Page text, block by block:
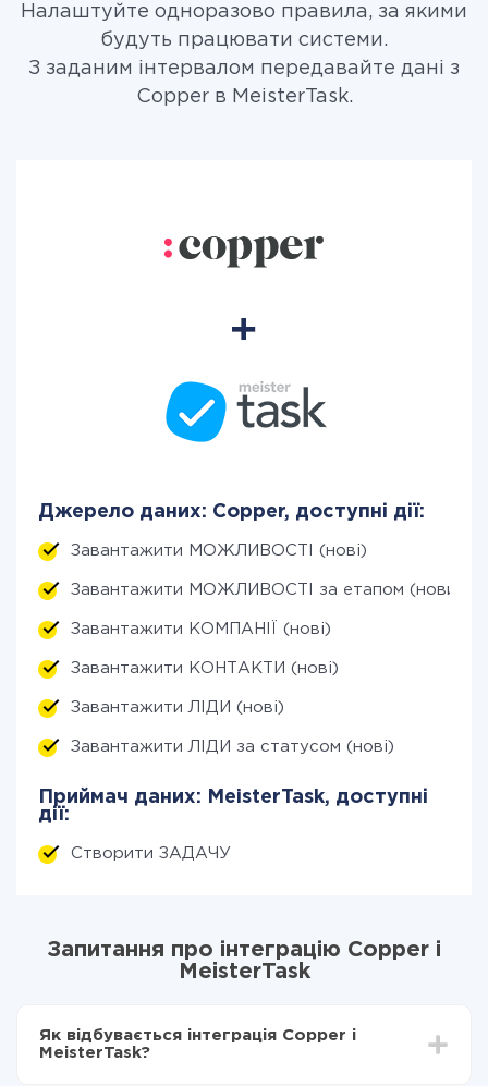
Налаштуйте одноразово правила, за якими
будуть працювати системи.
З заданим інтервалом передавайте дані з
Copper в MeisterTask.
Джерело даних: Copper, доступні дії:
Завантажити МОЖЛИВОСТІ (нові)
Завантажити МОЖЛИВОСТІ за етапом (новим)
Завантажити КОМПАНІЇ (нові)
Завантажити КОНТАКТИ (нові)
Завантажити ЛІДИ (нові)
Завантажити ЛІДИ за статусом (нові)
Приймач даних: MeisterTask, доступні
дії:
Створити ЗАДАЧУ
Запитання про інтеграцію Copper і
MeisterTask
Як відбувається інтеграція Copper і
MeisterTask?